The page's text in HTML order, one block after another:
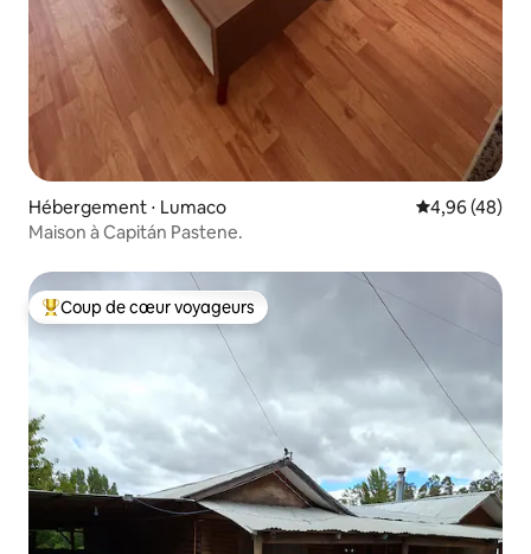
Hébergement ⋅ Lumaco Évaluation
4,96 (48)
Maison à Capitán Pastene.
Coups de cœur voyageurs les plus appréciés
Coup de cœur voyageurs